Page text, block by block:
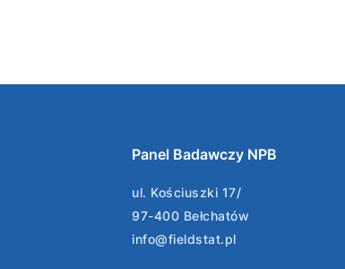
Panel Badawczy NPB
ul. Kościuszki 17/
97-400 Bełchatów
info@fieldstat.pl